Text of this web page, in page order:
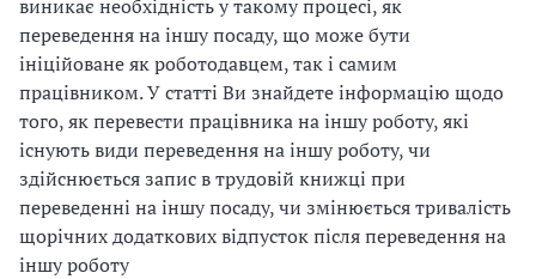
виникає необхідність у такому процесі, як
переведення на іншу посаду, що може бути
ініційоване як роботодавцем, так і самим
працівником. У статті Ви знайдете інформацію щодо
того, як перевести працівника на іншу роботу, які
існують види переведення на іншу роботу, чи
здійснюється запис в трудовій книжці при
переведенні на іншу посаду, чи змінюється тривалість
щорічних додаткових відпусток після переведення на
іншу роботу